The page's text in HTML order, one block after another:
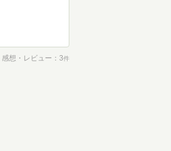
感想・レビュー 3件